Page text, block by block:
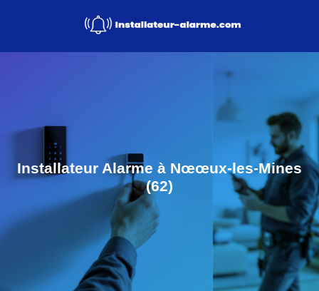
Installateur Alarme à Nœœux-les-Mines
(62)